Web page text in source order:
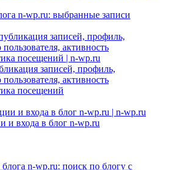
n-wp.ru: выбранные записи
записей, профиль,
активность
посещений
и входа в блог n-wp.ru